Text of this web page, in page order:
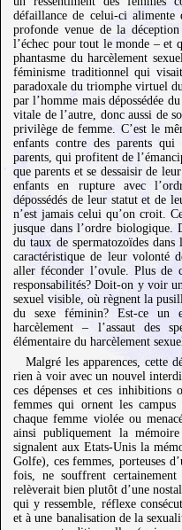
défaillance de celui-ci alimente
profonde venue de la
l’échec pour tout le monde – et
phantasme du harcèlement
féminisme traditionnel qui
paradoxale du triomphe virtuel
par l’homme mais dépossédée
vitale de l’autre, donc aussi de
privilège de femme. C’est le
enfants contre des parents
parents, qui profitent de
que parents et se dessaisir de
enfants en rupture avec
dépossédés de leur statut et de
n’est jamais celui qu’on croit.
jusque dans l’ordre biologique.
du taux de spermatozoïdes
caractéristique de leur volonté
aller féconder l’ovule. Plus de
responsabilités? Doit-on y voir
sexuel visible, où règnent la
du sexe féminin? Est-ce un
harcèlement – l’assaut des
élémentaire du harcèlement
Malgré les apparences, cette
rien à voir avec un nouvel
ces dépenses et ces inhibitions
femmes qui ornent les
chaque femme violée ou
ainsi publiquement la
signalent aux Etats-Unis la
Golfe), ces femmes, porteuses
fois, ne souffrent
relèverait bien plutôt d’une
qui y ressemble, réflexe
et à une banalisation de la